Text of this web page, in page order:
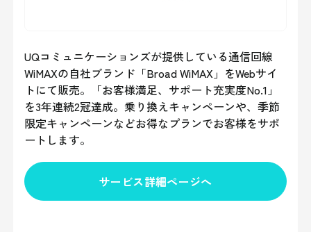
UQコミュニケーションズが提供している通信回線
WiMAXの自社ブランド「Broad WiMAX」をWebサイ
トにて販売。「お客様満足、サポート充実度No.1」
を3年連続2冠達成。乗り換えキャンペーンや、季節
限定キャンペーンなどお得なプランでお客様をサポ
ートします。
サービス詳細ページへ